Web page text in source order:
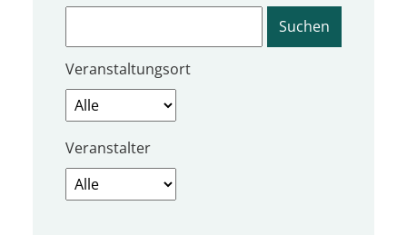
Veranstaltungsort
Veranstalter